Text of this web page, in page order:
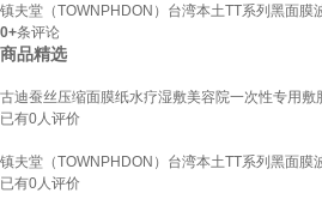
镇夫堂（TOWNPHDON）台湾本土TT系列黑面
0+条评论
商品精选
古迪蚕丝压缩面膜纸水疗湿敷美容院一次性专用
已有0人评价
镇夫堂（TOWNPHDON）台湾本土TT系列黑面
已有0人评价